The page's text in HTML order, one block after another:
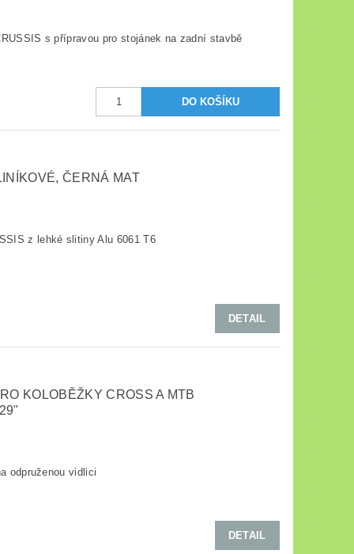
s přípravou pro stojánek na zadní stavbě
ČERNÁ MAT
z lehké slitiny Alu 6061 T6
DETAIL
KOLOBĚŽKY CROSS A MTB
odpruženou vidlici
DETAIL